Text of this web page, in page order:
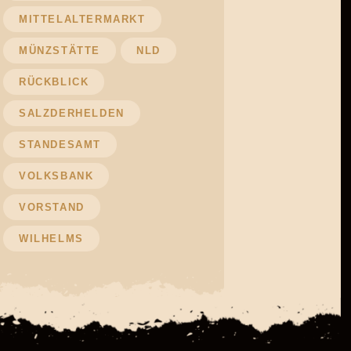
MITTELALTERMARKT
MÜNZSTÄTTE NLD
RÜCKBLICK
SALZDERHELDEN
STANDESAMT
VOLKSBANK
VORSTAND
WILHELMS